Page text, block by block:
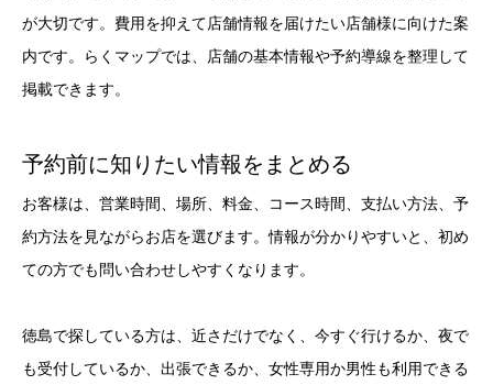
が大切です。費用を抑えて店舗情報を届けたい店舗様に向けた案
内です。らくマップでは、店舗の基本情報や予約導線を整理して
掲載できます。
予約前に知りたい情報をまとめる
お客様は、営業時間、場所、料金、コース時間、支払い方法、予
約方法を見ながらお店を選びます。情報が分かりやすいと、初め
ての方でも問い合わせしやすくなります。
徳島で探している方は、近さだけでなく、今すぐ行けるか、夜で
も受付しているか、出張できるか、女性専用か男性も利用できる